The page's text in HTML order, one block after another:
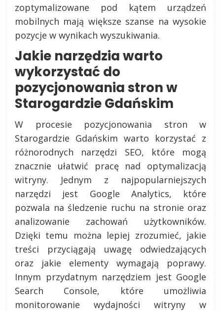
zoptymalizowane pod kątem urządzeń
mobilnych mają większe szanse na wysokie
pozycje w wynikach wyszukiwania.
Jakie narzędzia warto
wykorzystać do
pozycjonowania stron w
Starogardzie Gdańskim
W procesie pozycjonowania stron w
Starogardzie Gdańskim warto korzystać z
różnorodnych narzędzi SEO, które mogą
znacznie ułatwić pracę nad optymalizacją
witryny. Jednym z najpopularniejszych
narzędzi jest Google Analytics, które
pozwala na śledzenie ruchu na stronie oraz
analizowanie zachowań użytkowników.
Dzięki temu można lepiej zrozumieć, jakie
treści przyciągają uwagę odwiedzających
oraz jakie elementy wymagają poprawy.
Innym przydatnym narzędziem jest Google
Search Console, które umożliwia
monitorowanie wydajności witryny w